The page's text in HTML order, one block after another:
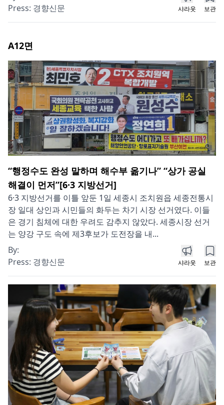
Press: 경향신문 샤라웃 보관
A12면
“행정수도 완성 말하며 해수부 옮기나” “상가 공실
해결이 먼저”[6·3 지방선거]
6·3 지방선거를 이틀 앞둔 1일 세종시 조치원읍 세종전통시
장 일대 상인과 시민들의 화두는 차기 시장 선거였다. 이들
은 경기 침체에 대한 우려도 감추지 않았다. 세종시장 선거
는 양강 구도 속에 제3후보가 도전장을 내...
By:
Press: 경향신문 샤라웃 보관